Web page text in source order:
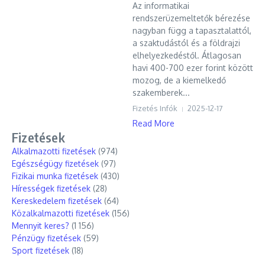
Az informatikai
rendszerüzemeltetők bérezése
nagyban függ a tapasztalattól,
a szaktudástól és a földrajzi
elhelyezkedéstől. Átlagosan
havi 400-700 ezer forint között
mozog, de a kiemelkedő
szakemberek...
Fizetés Infók 2025-12-17
Read More
Fizetések
Alkalmazotti fizetések (974)
Egészségügy fizetések (97)
Fizikai munka fizetések (430)
Hírességek fizetések (28)
Kereskedelem fizetések (64)
Közalkalmazotti fizetések (156)
Mennyit keres? (1 156)
Pénzügy fizetések (59)
Sport fizetések (18)